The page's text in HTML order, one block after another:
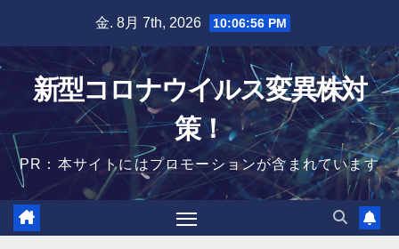
content
金. 8月 7th, 2026 10:06:57 PM
新型コロナウイルス変異株対
策！
PR：本サイトにはプロモーションが含まれています